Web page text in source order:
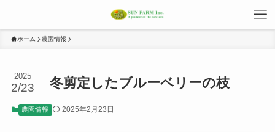
ホーム 農園情報
冬剪定したブルーベリーの枝
2025
2/23
農園情報 2025年2月23日